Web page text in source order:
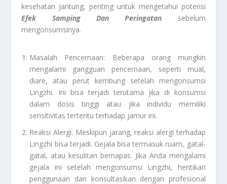
kesehatan jantung, penting untuk mengetahui potensi
Efek Samping Dan Peringatan sebelum
mengonsumsinya.
Masalah Pencernaan: Beberapa orang mungkin
mengalami gangguan pencernaan, seperti mual,
diare, atau perut kembung setelah mengonsumsi
Lingzhi. Ini bisa terjadi terutama jika di konsumsi
dalam dosis tinggi atau jika individu memiliki
sensitivitas tertentu terhadap jamur ini.
Reaksi Alergi: Meskipun jarang, reaksi alergi terhadap
Lingzhi bisa terjadi. Gejala bisa termasuk ruam, gatal-
gatal, atau kesulitan bernapas. Jika Anda mengalami
gejala ini setelah mengonsumsi Lingzhi, hentikan
penggunaan dan konsultasikan dengan profesional